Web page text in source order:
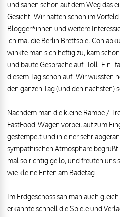
und sahen schon auf dem Weg das
Gesicht. Wir hatten schon im
Blogger*innen und weitere
ich mal die Berlin Brettspiel Con
winkte man sich heftig zu, kam
und baute Gespräche auf. Toll. Ein
diesem Tag schon auf. Wir wussten
den ganzen Tag (und den nächsten)
Nachdem man die kleine Rampe /
FastFood-Wagen vorbei, auf zum
gestempelt und in einer sehr
sympathischen Atmosphäre
mal so richtig geilo, und freuten uns
wie kleine Enten am Badetag.
Im Erdgeschoss sah man auch
erkannte schnell die Spiele und